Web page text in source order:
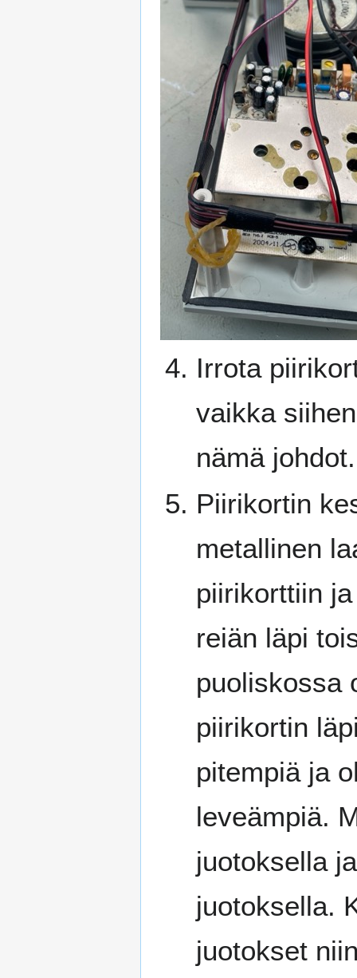
Irrota
vaikka
nämä johdot.
Piirikortin
metallinen
piirikorttiin
reiän läpi
puoliskossa
piirikortin
pitempiä ja
leveämpiä.
juotoksella
juotoksella.
juotokset